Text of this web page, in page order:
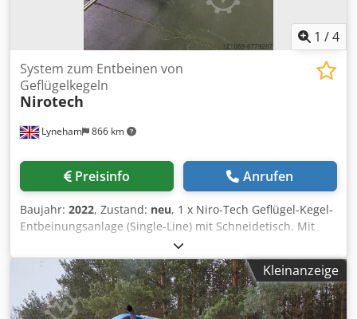
1 /4
Lyneham 866 km
System zum Entbeinen von
Geflügelkegeln
Nirotech
Preisinfo Anrufen
Baujahr: 2022, Zustand: neu, 1 x Niro-Tech Geflügel-Kegel-
Entbeinungsanlage (Single-Line) mit Schneidetisch. Mit
automatischem Auswurf der leeren Karkasse am Ende der
Linie. Geschwindigkeit - Variable, bis zu 700 Vögel /
Stunde. Gesamtabmessungen - 5000mm L x 900mm B x
1100mm H ungefähr. Elektrische Versorgung - 400v, 50hz,
3 Phasen. Chedpfx Ajhr Rp Dshgoa
Kleinanzeige